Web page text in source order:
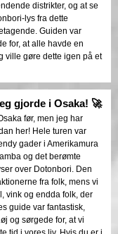
distrikter, og at se
lys fra dette
Guiden var
for, at alle havde en
ville gøre dette igen på et
gjorde i Osaka! 🚀
før, men jeg har
her! Hele turen var
gader i Amerikamura
og det berømte
over Dotonbori. Den
fra folk, mens vi
vink og endda folk, der
guide var fantastisk,
og sørgede for, at vi